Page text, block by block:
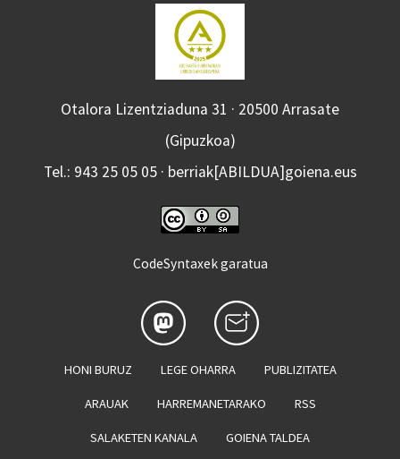
Otalora Lizentziaduna 31 · 20500 Arrasate
(Gipuzkoa)
Tel.: 943 25 05 05 · berriak[ABILDUA]goiena.eus
CodeSyntaxek garatua
HONI BURUZ LEGE OHARRA PUBLIZITATEA
ARAUAK HARREMANETARAKO RSS
SALAKETEN KANALA GOIENA TALDEA